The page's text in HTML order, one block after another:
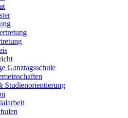
Ganztagsschule
Studienorientierung